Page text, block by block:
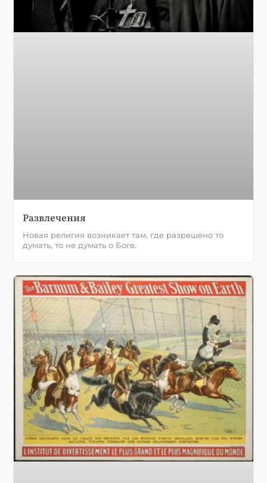
Развлечения
Новая религия возникает там, где разрешено то
думать, то не думать о Боге.